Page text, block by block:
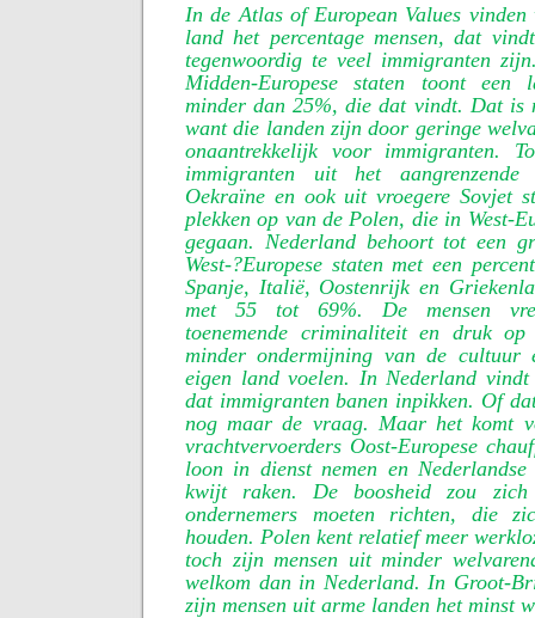
In de Atlas of European Values
land het percentage mensen, dat
tegenwoordig te veel immigranten
Midden-Europese staten toont een
minder dan 25%, die dat vindt. Dat is
want die landen zijn door geringe
onaantrekkelijk voor immigranten.
immigranten uit het
Oekraïne en ook uit vroegere Sovjet
plekken op van de Polen, die in West-
gegaan. Nederland behoort tot een
West-?Europese staten met een
Spanje, Italië, Oostenrijk en
met 55 tot 69%. De mensen
toenemende criminaliteit en druk
minder ondermijning van de cultuur
eigen land voelen. In Nederland
dat immigranten banen inpikken. Of
nog maar de vraag. Maar het komt
vrachtvervoerders Oost-Europese
loon in dienst nemen en
kwijt raken. De boosheid zou
ondernemers moeten richten, die
houden. Polen kent relatief meer
toch zijn mensen uit minder
welkom dan in Nederland. In Groot-
zijn mensen uit arme landen het minst